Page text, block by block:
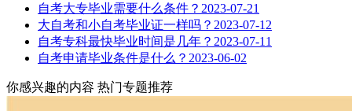
自考大专毕业需要什么条件？ 2023-07-21
大自考和小自考毕业证一样吗？ 2023-07-12
自考专科最快毕业时间是几年？ 2023-07-11
自考申请毕业条件是什么？ 2023-06-02
你感兴趣的内容 热门专题推荐